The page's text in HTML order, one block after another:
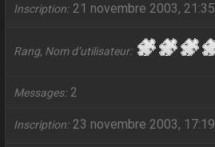
Inscription 21 novembre 2003, 21:35
Rang, Nom d’utilisateur
Messages 2
Inscription 23 novembre 2003, 17:19